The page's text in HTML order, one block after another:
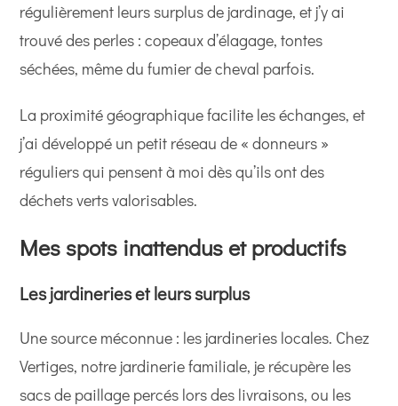
régulièrement leurs surplus de jardinage, et j’y ai
trouvé des perles : copeaux d’élagage, tontes
séchées, même du fumier de cheval parfois.
La proximité géographique facilite les échanges, et
j’ai développé un petit réseau de « donneurs »
réguliers qui pensent à moi dès qu’ils ont des
déchets verts valorisables.
Mes spots inattendus et productifs
Les jardineries et leurs surplus
Une source méconnue : les jardineries locales. Chez
Vertiges, notre jardinerie familiale, je récupère les
sacs de paillage percés lors des livraisons, ou les